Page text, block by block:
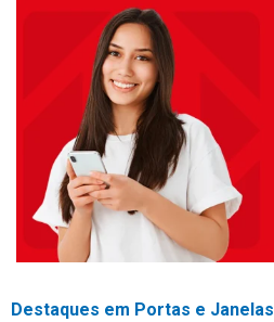
Destaques em Portas e Janelas